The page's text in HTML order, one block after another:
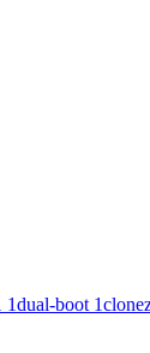
1dual-boot 1